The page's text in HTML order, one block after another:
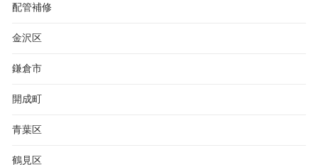
配管補修
金沢区
鎌倉市
開成町
青葉区
鶴見区